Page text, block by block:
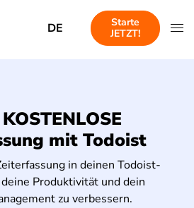
DE
Starte
JETZT!
mit Todoist
in deinen Todoist-
Produktivität und dein
zu verbessern.